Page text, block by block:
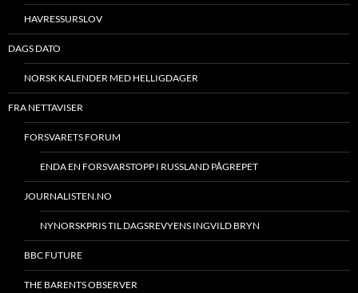
HAVRESSURSLOV
DAGS DATO
NORSK KALENDER MED HELLIGDAGER
FRA NETTAVISER
FORSVARETS FORUM
ENDA EN FORSVARSTOPP I RUSSLAND PÅGREPET
JOURNALISTEN.NO
NYNORSKPRIS TIL DAGSREVYENS INGVILD BRYN
BBC FUTURE
THE BARENTS OBSERVER